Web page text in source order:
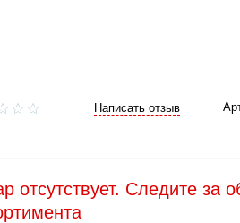
Написать отзыв
отсутствует. Следите за